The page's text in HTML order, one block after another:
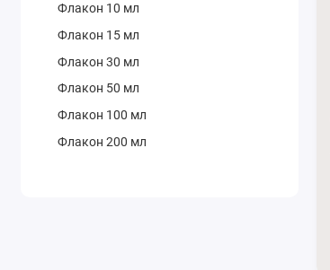
Флакон 10 мл
Флакон 15 мл
Флакон 30 мл
Флакон 50 мл
Флакон 100 мл
Флакон 200 мл